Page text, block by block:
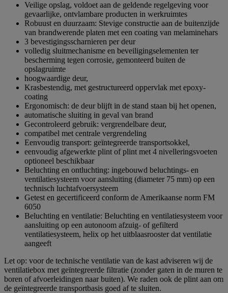
Veilige opslag, voldoet aan de geldende regelgeving voor
gevaarlijke, ontvlambare producten in werkruimtes
Robuust en duurzaam: Stevige constructie aan de buitenzijde
van brandwerende platen met een coating van melaminehars
3 bevestigingsscharnieren per deur
volledig sluitmechanisme en beveiligingselementen ter
bescherming tegen corrosie, gemonteerd buiten de
opslagruimte
hoogwaardige deur,
Krasbestendig, met gestructureerd oppervlak met epoxy-
coating
Ergonomisch: de deur blijft in de stand staan bij het openen,
automatische sluiting in geval van brand
Gecontroleerd gebruik: vergrendelbare deur,
compatibel met centrale vergrendeling
Eenvoudig transport: geïntegreerde transportsokkel,
eenvoudig afgewerkte plint of plint met 4 nivelleringsvoeten
optioneel beschikbaar
Beluchting en ontluchting: ingebouwd beluchtings- en
ventilatiesysteem voor aansluiting (diameter 75 mm) op een
technisch luchtafvoersysteem
Getest en gecertificeerd conform de Amerikaanse norm FM
6050
Beluchting en ventilatie: Beluchting en ventilatiesysteem voor
aansluiting op een autonoom afzuig- of gefilterd
ventilatiesysteem, helix op het uitblaasrooster dat ventilatie
aangeeft
Let op: voor de technische ventilatie van de kast adviseren wij de
ventilatiebox met geïntegreerde filtratie (zonder gaten in de muren te
boren of afvoerleidingen naar buiten). We raden ook de plint aan om
de geïntegreerde transportbasis goed af te sluiten.